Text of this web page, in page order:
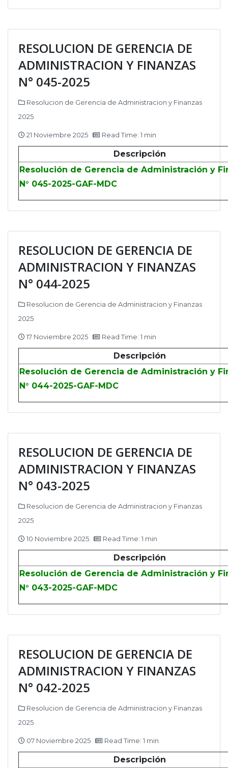
RESOLUCION DE GERENCIA DE
ADMINISTRACION Y FINANZAS
N° 045-2025
Resolucion de Gerencia de Administracion y Finanzas
2025
21 Noviembre 2025 Read Time: 1 min
Descripción
Resolución de Gerencia de Administración y
N° 045-2025-GAF-MDC
RESOLUCION DE GERENCIA DE
ADMINISTRACION Y FINANZAS
N° 044-2025
Resolucion de Gerencia de Administracion y Finanzas
2025
17 Noviembre 2025 Read Time: 1 min
Descripción
Resolución de Gerencia de Administración y
N° 044-2025-GAF-MDC
RESOLUCION DE GERENCIA DE
ADMINISTRACION Y FINANZAS
N° 043-2025
Resolucion de Gerencia de Administracion y Finanzas
2025
10 Noviembre 2025 Read Time: 1 min
Descripción
Resolución de Gerencia de Administración y
N° 043-2025-GAF-MDC
RESOLUCION DE GERENCIA DE
ADMINISTRACION Y FINANZAS
N° 042-2025
Resolucion de Gerencia de Administracion y Finanzas
2025
07 Noviembre 2025 Read Time: 1 min
Descripción